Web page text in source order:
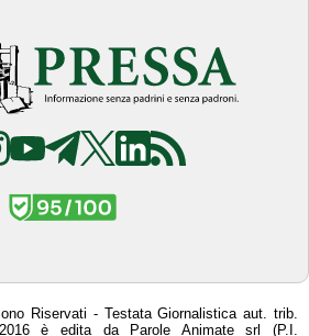
Riservati - Testata Giornalistica aut. trib.
è edita da Parole Animate srl (P.I.